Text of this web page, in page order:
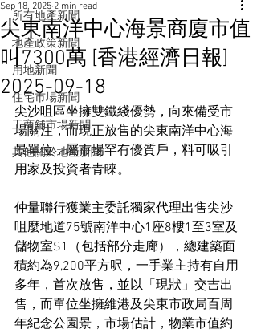
所有地產新聞
地產政策新聞
用地新聞
住宅市場新聞
工商舖市場新聞
其他關於地產新聞
尖東南洋中心海景商廈市值
叫7300萬 [香港經濟日報]
2025-09-18
Sep 18, 2025 2 min read
尖沙咀區坐擁雙鐵綫優勢，向來備受市
場關注，而現正放售的尖東南洋中心海
景單位，屬市場罕有優質戶，料可吸引
用家及投資者青睞。
仲量聯行獲業主委託獨家代理出售尖沙
咀麼地道75號南洋中心1座8樓1至3室及
儲物室S1（包括部分走廊），總建築面
積約為9,200平方呎，一手業主持有自用
多年，首次放售，並以「現狀」交吉出
售，而單位坐擁維港及尖東市政局百周
年紀念公園景，市場估計，物業市值約